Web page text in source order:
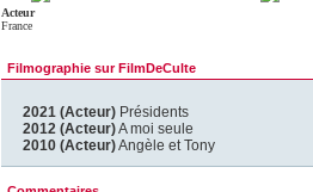
Acteur
France
Filmographie sur FilmDeCulte
2021 (Acteur) Présidents
2012 (Acteur)A moi seule
2010 (Acteur)Angèle et Tony